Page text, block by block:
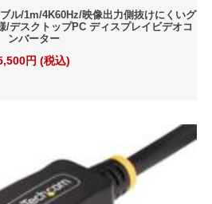
ル/1m/4K60Hz/映像出力側抜けにくいグ
/デスクトップPC ディスプレイビデオコ
ンバーター
円 (税込)